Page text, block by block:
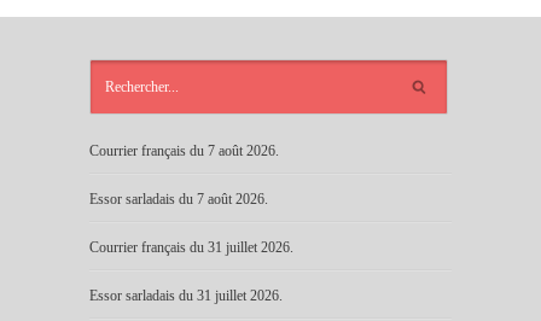
Courrier français du 7 août 2026.
Essor sarladais du 7 août 2026.
Courrier français du 31 juillet 2026.
Essor sarladais du 31 juillet 2026.